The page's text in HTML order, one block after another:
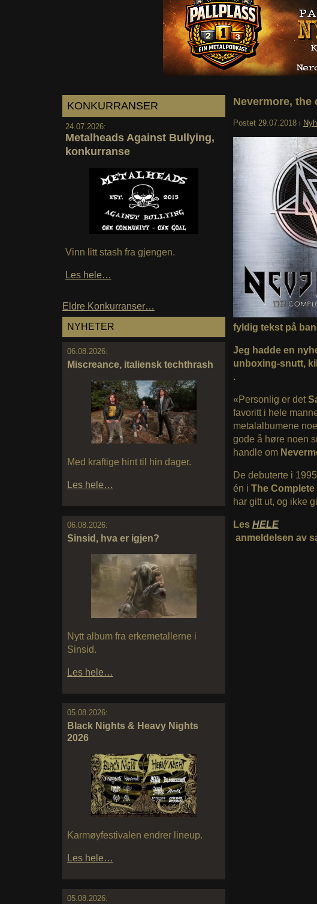
KONKURRANSER
24.07.2026:
Metalheads Against Bullying,
konkurranse
Vinn litt stash fra gjengen.
Les hele…
Eldre Konkurranser…
NYHETER
06.08.2026:
Miscreance, italiensk techthrash
Med kraftige hint til hin dager.
Les hele…
06.08.2026:
Sinsid, hva er igjen?
Nytt album fra erkemetallerne i
Sinsid.
Les hele…
05.08.2026:
Black Nights & Heavy Nights
2026
Karmøyfestivalen endrer lineup.
Les hele…
05.08.2026:
Nevermore, the
Postet 29.07.2018 i
fyldig tekst på
Jeg hadde en
unboxing-snutt,
.
«Personlig er det
favoritt i hele
metalalbumene
gode å høre noen
handle om
De debuterte i
én i The
har gitt ut, og ikke
Les HELE
anmeldelsen av